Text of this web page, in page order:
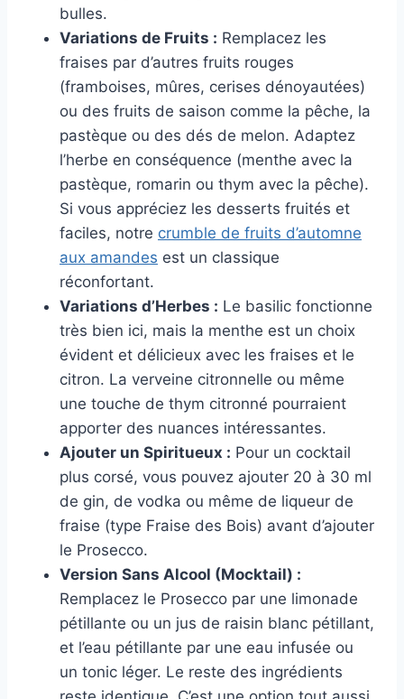
bulles.
Variations de Fruits : Remplacez les
fraises par d’autres fruits rouges
(framboises, mûres, cerises dénoyautées)
ou des fruits de saison comme la pêche, la
pastèque ou des dés de melon. Adaptez
l’herbe en conséquence (menthe avec la
pastèque, romarin ou thym avec la pêche).
Si vous appréciez les desserts fruités et
faciles, notre crumble de fruits d’automne
aux amandes est un classique
réconfortant.
Variations d’Herbes : Le basilic fonctionne
très bien ici, mais la menthe est un choix
évident et délicieux avec les fraises et le
citron. La verveine citronnelle ou même
une touche de thym citronné pourraient
apporter des nuances intéressantes.
Ajouter un Spiritueux : Pour un cocktail
plus corsé, vous pouvez ajouter 20 à 30 ml
de gin, de vodka ou même de liqueur de
fraise (type Fraise des Bois) avant d’ajouter
le Prosecco.
Version Sans Alcool (Mocktail) :
Remplacez le Prosecco par une limonade
pétillante ou un jus de raisin blanc pétillant,
et l’eau pétillante par une eau infusée ou
un tonic léger. Le reste des ingrédients